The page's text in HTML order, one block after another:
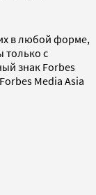
в любой форме,
только с
знак Forbes
Media Asia